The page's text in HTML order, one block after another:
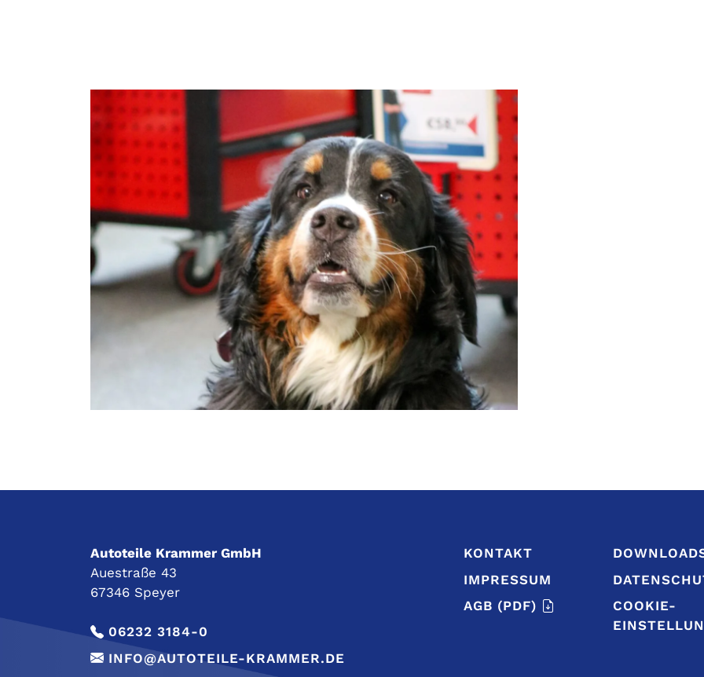
Autoteile Krammer GmbH
Auestraße 43
67346 Speyer
06232 3184-0
INFO@AUTOTEILE-KRAMMER.DE
KONTAKT
IMPRESSUM
AGB (PDF)
COOKIE-